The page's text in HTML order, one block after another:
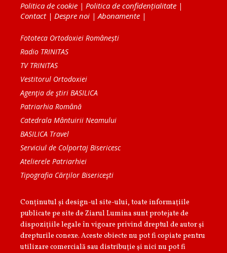
Politica de cookie | Politica de confidențialitate |
Contact| Despre noi |Abonamente |
Fototeca Ortodoxiei Românești
Radio TRINITAS
TV TRINITAS
Vestitorul Ortodoxiei
Agenţia de ştiri BASILICA
Patriarhia Română
Catedrala Mântuirii Neamului
BASILICA Travel
Serviciul de Colportaj Bisericesc
Atelierele Patriarhiei
Tipografia Cărţilor Bisericeşti
Conținutul și design-ul site-ului, toate informaţiile
publicate pe site de Ziarul Lumina sunt protejate de
dispoziţiile legale în vigoare privind dreptul de autor şi
drepturile conexe. Aceste obiecte nu pot fi copiate pentru
utilizare comercială sau distribuţie şi nici nu pot fi